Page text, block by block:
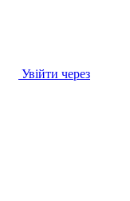
Увійти через